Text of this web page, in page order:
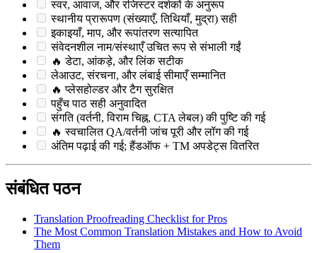
स्वर, आवाज, और रजिस्टर दर्शकों के अनुरूप
स्थानीय प्रारूपण (संख्याएँ, तिथियाँ, मुद्रा) सही
इकाइयाँ, माप, और रूपांतरण सत्यापित
संवेदनशील नाम/संस्थाएँ उचित रूप से संभाली गईं
🔥 डेटा, आंकड़े, और लिंक सटीक
लेआउट, संरचना, और लंबाई सीमाएँ सम्मानित
🔥 प्लेसहोल्डर और टैग सुरक्षित
पहुँच पाठ सही अनुवादित
संगति (वर्तनी, विराम चिह्न, CTA लेबल) की पुष्टि की गई
🔥 स्वचालित QA/वर्तनी जांच पूरी और लॉग की गई
अंतिम पढ़ाई की गई; हैंडऑफ + TM अपडेट्स वितरित
संबंधित पठन
Translation Proofreading Checklist for Pros
The Most Common Translation Mistakes and How to Avoid
Them